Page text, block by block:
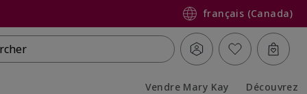
français (Canada)
Vendre Mary Kay Découvrez